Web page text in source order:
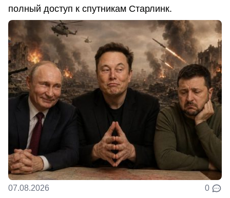
полный доступ к спутникам Старлинк.
07.08.2026 0